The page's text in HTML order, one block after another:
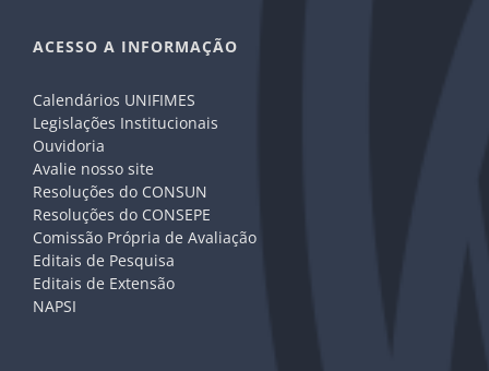
ACESSO A INFORMAÇÃO
Calendários UNIFIMES
Legislações Institucionais
Ouvidoria
Avalie nosso site
Resoluções do CONSUN
Resoluções do CONSEPE
Comissão Própria de Avaliação
Editais de Pesquisa
Editais de Extensão
NAPSI